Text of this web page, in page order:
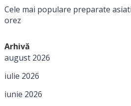
Cele mai populare preparate
orez
Arhivă
august 2026
iulie 2026
iunie 2026